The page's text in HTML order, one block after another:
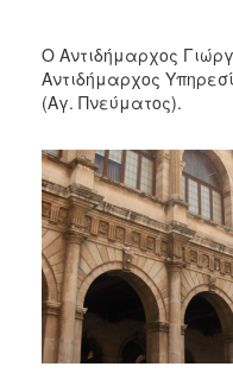
Ο Αντιδήμαρχος
Αντιδήμαρχος
(Αγ. Πνεύματος).